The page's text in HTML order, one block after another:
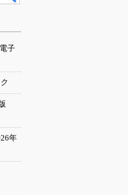
子
年